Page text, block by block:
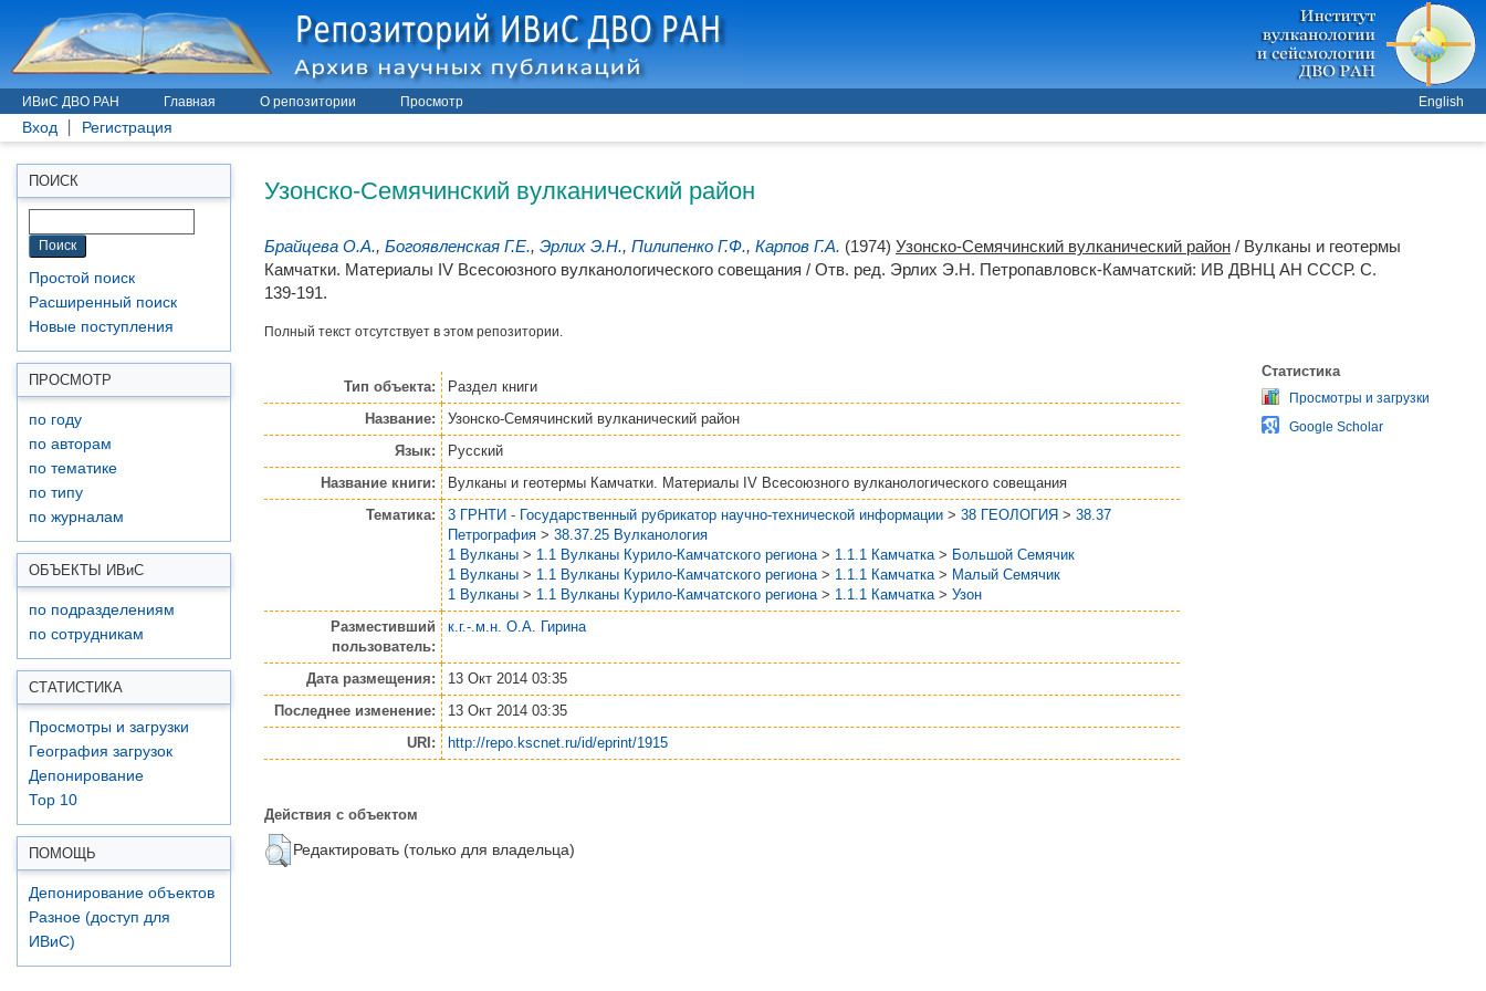
ИВиС ДВО РАН Главная О репозитории Просмотр English
Вход Регистрация
ПОИСК
Простой поиск
Расширенный поиск
Новые поступления
ПРОСМОТР
по году
по авторам
по тематике
по типу
по журналам
ОБЪЕКТЫ ИВиС
по подразделениям
по сотрудникам
СТАТИСТИКА
Просмотры и загрузки
География загрузок
Депонирование
Top 10
ПОМОЩЬ
Депонирование объектов
Разное (доступ для
ИВиС)
Узонско-Семячинский вулканический район
Брайцева О.А., Богоявленская Г.Е., Эрлих Э.Н., Пилипенко Г.Ф., Карпов Г.А. (1974) Узонско-Семячинский вулканический район / Вулканы и геотермы
Камчатки. Материалы IV Всесоюзного вулканологического совещания / Отв. ред. Эрлих Э.Н. Петропавловск-Камчатский: ИВ ДВНЦ АН СССР. С.
139-191.
Полный текст отсутствует в этом репозитории.
Тип объекта:
Раздел книги
Название:
Узонско-Семячинский вулканический район
Язык:
Русский
Название книги:
Вулканы и геотермы Камчатки. Материалы IV Всесоюзного вулканологического совещания
Тематика:
3 ГРНТИ - Государственный рубрикатор научно-технической информации > 38 ГЕОЛОГИЯ > 38.37
Петрография > 38.37.25 Вулканология
1 Вулканы > 1.1 Вулканы Курило-Камчатского региона > 1.1.1 Камчатка > Большой Семячик
1 Вулканы > 1.1 Вулканы Курило-Камчатского региона > 1.1.1 Камчатка > Малый Семячик
1 Вулканы > 1.1 Вулканы Курило-Камчатского региона > 1.1.1 Камчатка > Узон
Разместивший
пользователь:
к.г.-.м.н. О.А. Гирина
Дата размещения:
13 Окт 2014 03:35
Последнее изменение:
13 Окт 2014 03:35
URI:
http://repo.kscnet.ru/id/eprint/1915
Действия с объектом
Редактировать (только для владельца)
Статистика
Просмотры и загрузки
Google Scholar